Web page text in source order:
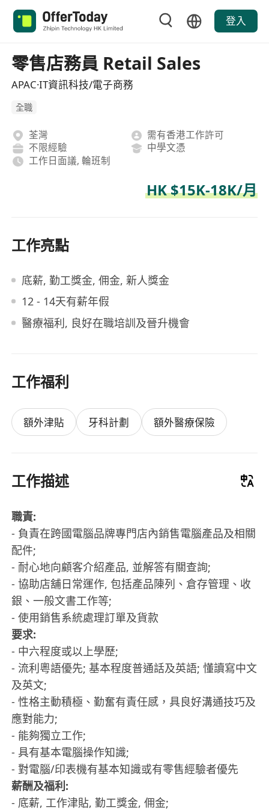
登入
零售店務員 Retail Sales
APAC·IT資訊科技/電子商務
全職
荃灣
需有香港工作許可
不限經驗
中學文憑
工作日面議, 輪班制
HK $15K-18K/月
工作亮點
底薪, 勤工獎金, 佣金, 新人獎金
12 - 14天有薪年假
醫療福利, 良好在職培訓及晉升機會
工作福利
額外津貼 牙科計劃 額外醫療保險
工作描述
職責:
- 負責在跨國電腦品牌專門店內銷售電腦產品及相關
配件;
- 耐心地向顧客介紹產品, 並解答有關查詢;
- 協助店舖日常運作, 包括產品陳列、倉存管理、收
銀、一般文書工作等;
- 使用銷售系統處理訂單及貨款
要求:
- 中六程度或以上學歷;
- 流利粵語優先; 基本程度普通話及英語; 懂讀寫中文
及英文;
- 性格主動積極、勤奮有責任感，具良好溝通技巧及
應對能力;
- 能夠獨立工作;
- 具有基本電腦操作知識;
- 對電腦/印表機有基本知識或有零售經驗者優先
薪酬及福利:
- 底薪, 工作津貼, 勤工獎金, 佣金;